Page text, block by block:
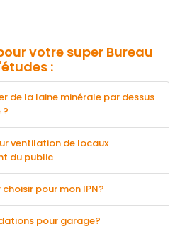
:
de la laine minérale par dessus
ventilation de locaux
du public
pour mon IPN?
pour garage?